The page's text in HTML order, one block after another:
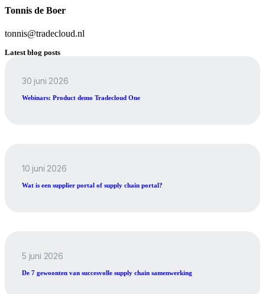
Tonnis de Boer
tonnis@tradecloud.nl
Latest blog posts
30 juni 2026
Webinars: Product demo Tradecloud One
10 juni 2026
Wat is een supplier portal of supply chain portal?
5 juni 2026
De 7 gewoonten van succesvolle supply chain samenwerking